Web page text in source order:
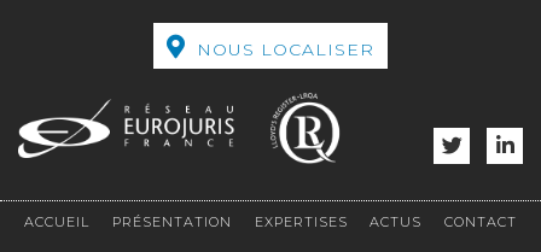
NOUS LOCALISER
ACCUEIL PRÉSENTATION EXPERTISES ACTUS CONTACT